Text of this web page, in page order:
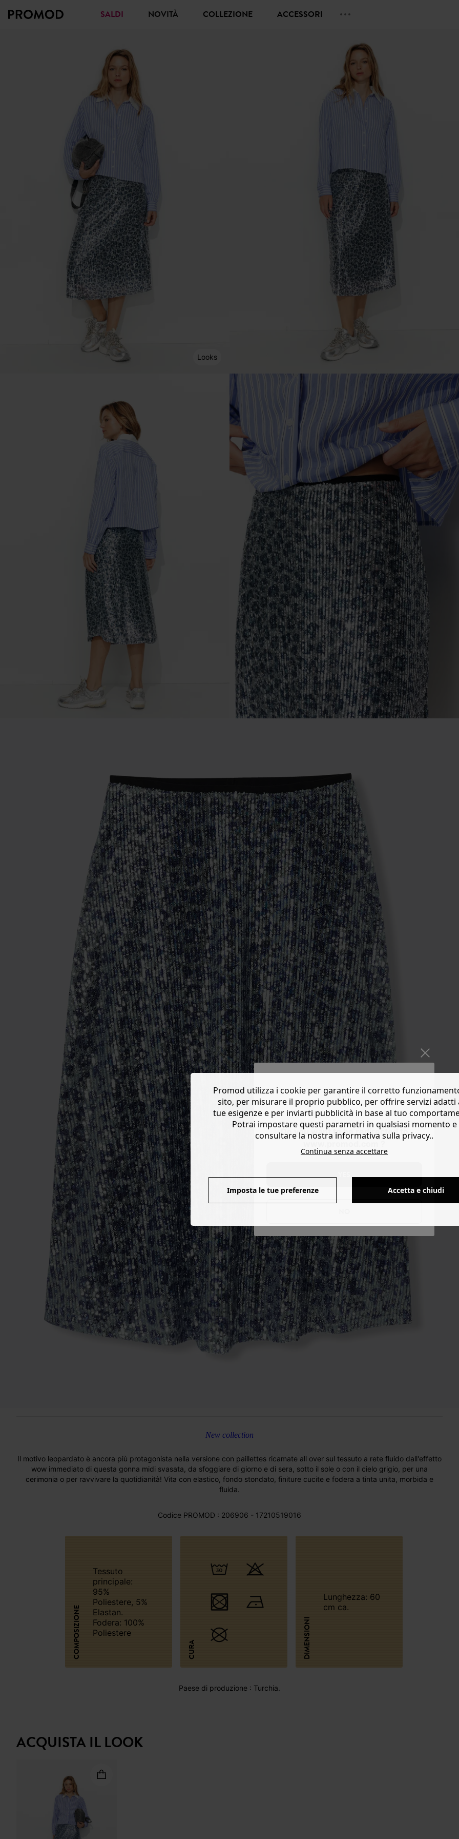
Do you want to be redirected to
SALDI NOVITÀ COLLEZIONE ACCESSORI
Looks
New collection
Il motivo leopardato è ancora più protagonista nella versione con paillettes ricamate all over sul tessuto a rete fluido dall'effetto
wow immediato di questa gonna midi svasata, da sfoggiare di giorno e di sera, sotto il sole o con il cielo grigio, per una
cerimonia o per ravvivare la quotidianità! Vita con elastico, fondo stondato, finiture cucite e fodera a tinta unita, morbida e
fluida.
Codice PROMOD : 206906 - 17210519016
COMPOSIZIONE
Tessuto
principale:
95%
Poliestere, 5%
Elastan.
Fodera: 100%
Poliestere
CURA DIMENSIONI
Lunghezza: 60
cm ca.
Paese di produzione : Turchia.
ACQUISTA IL LOOK
Promod utilizza i cookie per garantire il corretto
sito, per misurare il proprio pubblico, per offrire servizi adatti
tue esigenze e per inviarti pubblicità in base al tuo
Potrai impostare questi parametri in qualsiasi momento e
consultare la nostra informativa sulla privacy..
Continua senza accettare
Imposta le tue preferenze Accetta e chiudi